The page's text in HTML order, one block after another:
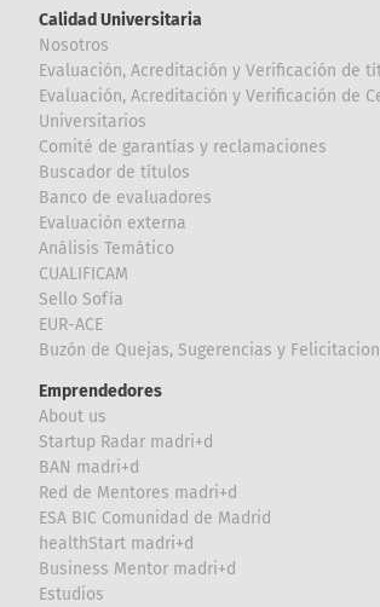
Calidad Universitaria
Nosotros
Evaluación, Acreditación y Verificación de
Evaluación, Acreditación y Verificación de
Universitarios
Comité de garantías y reclamaciones
Buscador de títulos
Banco de evaluadores
Evaluación externa
Análisis Temático
CUALIFICAM
Sello Sofía
EUR-ACE
Buzón de Quejas, Sugerencias y
Emprendedores
About us
Startup Radar madri+d
BAN madri+d
Red de Mentores madri+d
ESA BIC Comunidad de Madrid
healthStart madri+d
Business Mentor madri+d
Estudios